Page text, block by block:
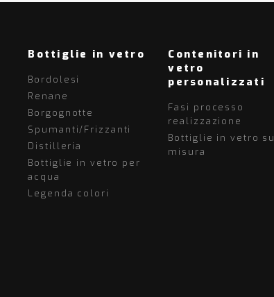
Bottiglie in vetro
Bordolesi
Renane
Borgognotte
Spumanti/Frizzanti
Distilleria
Bottiglie in vetro per
acqua
Legenda colori
Contenitori in
vetro
personalizzati
Fasi processo
realizzazione
Bottiglie in vetro su
misura